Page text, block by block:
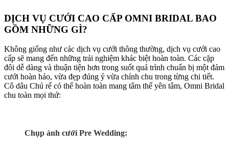
DỊCH VỤ CƯỚI CAO CẤP OMNI BRIDAL BAO
GỒM NHỮNG GÌ?
Không giống như các dịch vụ cưới thông thường, dịch vụ cưới cao
cấp sẽ mang đến những trải nghiệm khác biệt hoàn toàn. Các cặp
đôi dễ dàng và thuận tiện hơn trong suốt quá trình chuẩn bị một đám
cưới hoàn hảo, vừa đẹp đúng ý vừa chỉnh chu trong từng chi tiết.
Cô dâu Chú rể có thể hoàn toàn mang tâm thế yên tâm, Omni Bridal
chu toàn mọi thứ:
Chụp ảnh cưới Pre Wedding: